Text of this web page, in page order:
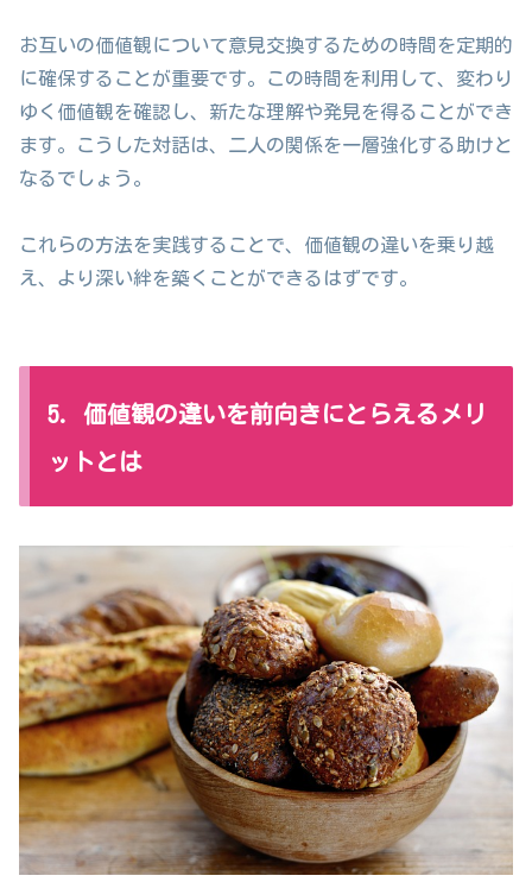
お互いの価値観について意見交換するための時間を定期的
に確保することが重要です。この時間を利用して、変わり
ゆく価値観を確認し、新たな理解や発見を得ることができ
ます。こうした対話は、二人の関係を一層強化する助けと
なるでしょう。
これらの方法を実践することで、価値観の違いを乗り越
え、より深い絆を築くことができるはずです。
5. 価値観の違いを前向きにとらえるメリ
ットとは